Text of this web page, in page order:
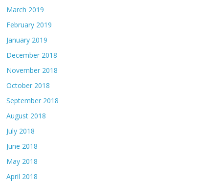
March 2019
February 2019
January 2019
December 2018
November 2018
October 2018
September 2018
August 2018
July 2018
June 2018
May 2018
April 2018